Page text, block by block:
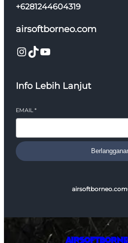
+6281244604319
airsoftborneo.com
InstagramTikTok YouTube
Info Lebih Lanjut
EMAIL *
airsoftborneo.com